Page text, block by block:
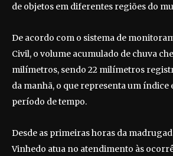
de objetos em diferentes regiões do
De acordo com o sistema de
Civil, o volume acumulado de chuva
milímetros, sendo 22 milímetros
da manhã, o que representa um índice
período de tempo.
Desde as primeiras horas da
Vinhedo atua no atendimento às